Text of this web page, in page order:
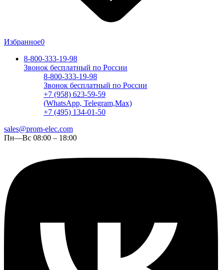
Избранное0
8-800-333-19-98
Звонок бесплатный по России
8-800-333-19-98
Звонок бесплатный по России
+7 (958) 623-59-59
(WhatsApp, Telegram,Max)
+7 (495) 134-01-50
sales@prom-elec.com
Пн—Вс 08:00 – 18:00